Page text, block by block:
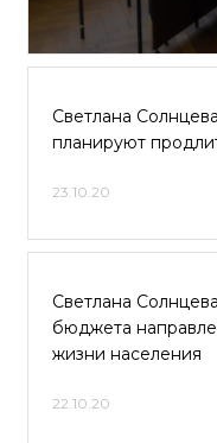
Светлана
планируют
23.10.20
Светлана
бюджета
жизни населения
22.10.20